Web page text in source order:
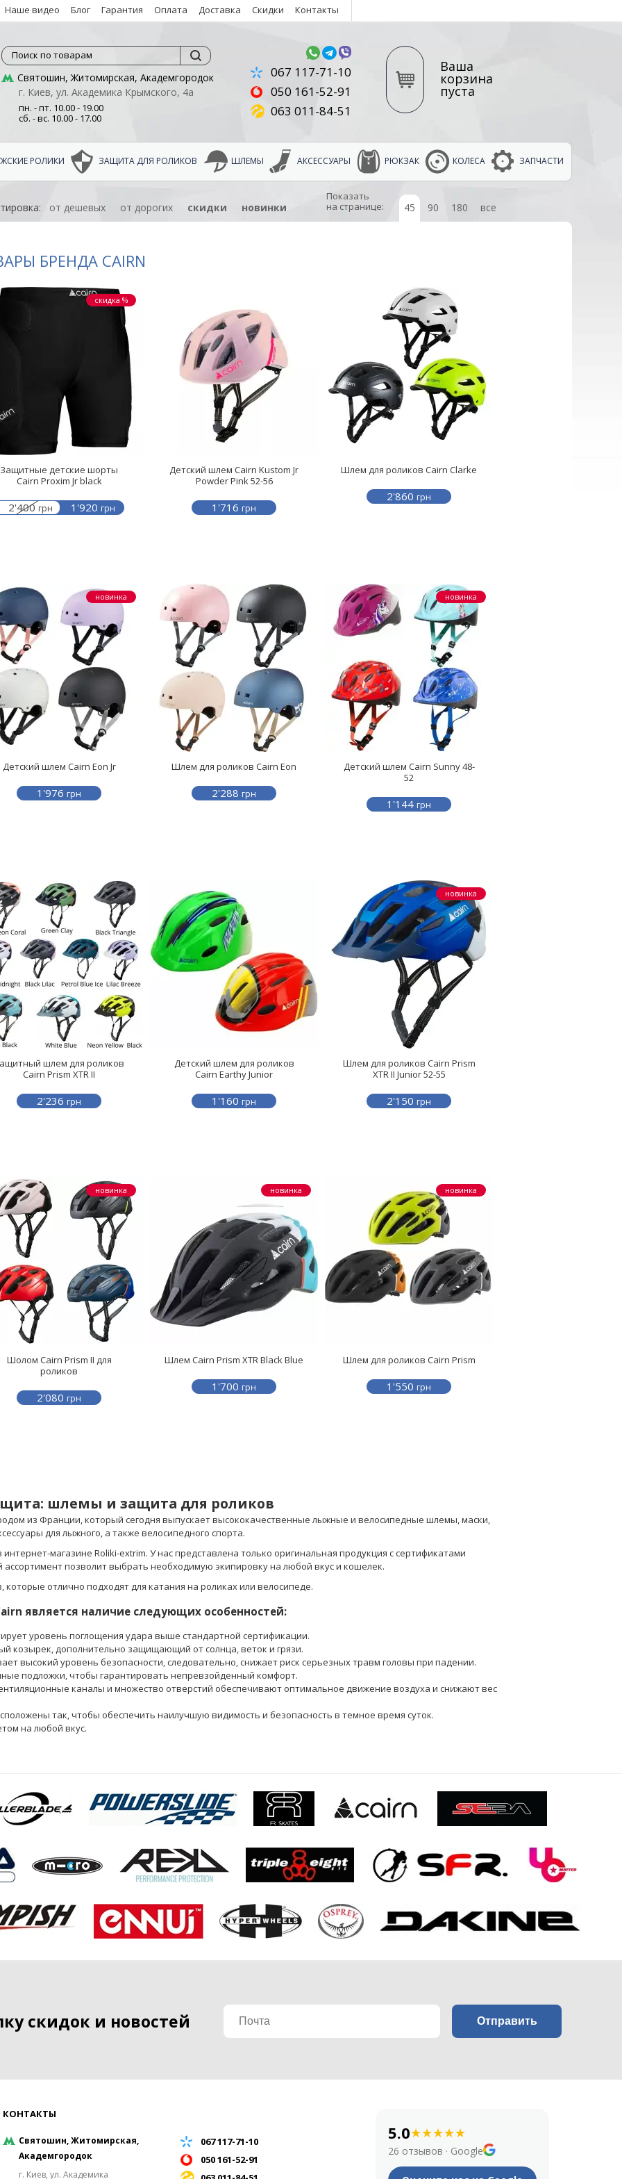
Наше видео Блог Гарантия Оплата Доставка Скидки Контакты
Поиск по товарам
Святошин, Житомирская, Академгородок
г. Киев, ул. Академика Крымского, 4а
пн. - пт. 10.00 - 19.00
сб. - вс. 10.00 - 17.00
067 117-71-10
050 161-52-91
063 011-84-51
Ваша
корзина
пуста
РОЛИКИ ЗАЩИТА ДЛЯ РОЛИКОВ ШЛЕМЫ АКСЕССУАРЫ РЮКЗАК КОЛЕСА ЗАПЧАСТИ
от дешевых от дорогих скидки новинки
Показать
на странице:
45 90 180 все
БРЕНДА CAIRN
скидка %
Защитные детские шорты
Cairn Proxim Jr black
2'400 грн 1'920 грн
Детский шлем Cairn Kustom Jr
Powder Pink 52-56
1'716 грн
Шлем для роликов Cairn Clarke
2'860 грн
новинка
Детский шлем Cairn Eon Jr
1'976 грн
Шлем для роликов Cairn Eon
2'288 грн
новинка
Детский шлем Cairn Sunny 48-
52
1'144 грн
шлем для роликов
Cairn Prism XTR II
2'236 грн
Детский шлем для роликов
Cairn Earthy Junior
1'160 грн
новинка
Шлем для роликов Cairn Prism
XTR II Junior 52-55
2'150 грн
новинка
Шолом Cairn Prism II для
роликов
2'080 грн
новинка
Шлем Cairn Prism XTR Black Blue
1'700 грн
новинка
Шлем для роликов Cairn Prism
1'550 грн
шлемы и защита для роликов
из Франции, который сегодня выпускает высококачественные лыжные и велосипедные шлемы, маски,
для лыжного, а также велосипедного спорта.
магазине Roliki-extrim. У нас представлена ​​только оригинальная продукция с сертификатами
позволит выбрать необходимую экипировку на любой вкус и кошелек.
отлично подходят для катания на роликах или велосипеде.
является наличие следующих особенностей:
уровень поглощения удара выше стандартной сертификации.
козырек, дополнительно защищающий от солнца, веток и грязи.
высокий уровень безопасности, следовательно, снижает риск серьезных травм головы при падении.
подложки, чтобы гарантировать непревзойденный комфорт.
каналы и множество отверстий обеспечивают оптимальное движение воздуха и снижают вес
так, чтобы обеспечить наилучшую видимость и безопасность в темное время суток.
на любой вкус.
скидок и новостей
КОНТАКТЫ
Святошин, Житомирская,
Академгородок
г. Киев, ул. Академика
067 117-71-10
050 161-52-91
5.0★★★★★
26 отзывов · Google